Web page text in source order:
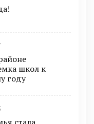
школ к
году
стала